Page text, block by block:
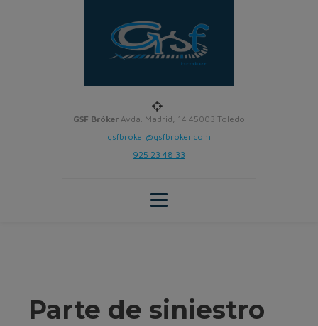
GSF Bróker Avda. Madrid, 14 45003 Toledo
gsfbroker@gsfbroker.com
925 23 48 33
Parte de siniestro